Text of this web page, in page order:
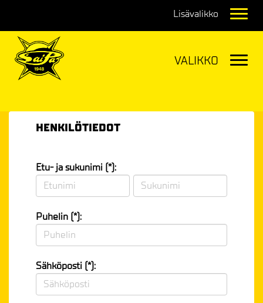
HENKILÖTIEDOT
Etu- ja sukunimi (*):
Puhelin (*):
Sähköposti (*):